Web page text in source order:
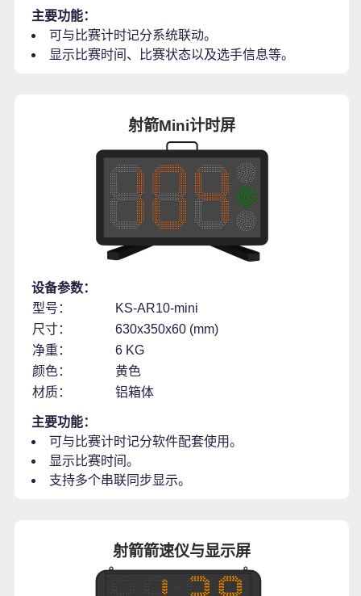
主要功能：
可与比赛计时记分系统联动。
显示比赛时间、比赛状态以及选手信息等。
射箭Mini计时屏
设备参数：
型号：
KS-AR10-mini
尺寸：
630x350x60 (mm)
净重：
6 KG
颜色：
黄色
材质：
铝箱体
主要功能：
可与比赛计时记分软件配套使用。
显示比赛时间。
支持多个串联同步显示。
射箭箭速仪与显示屏